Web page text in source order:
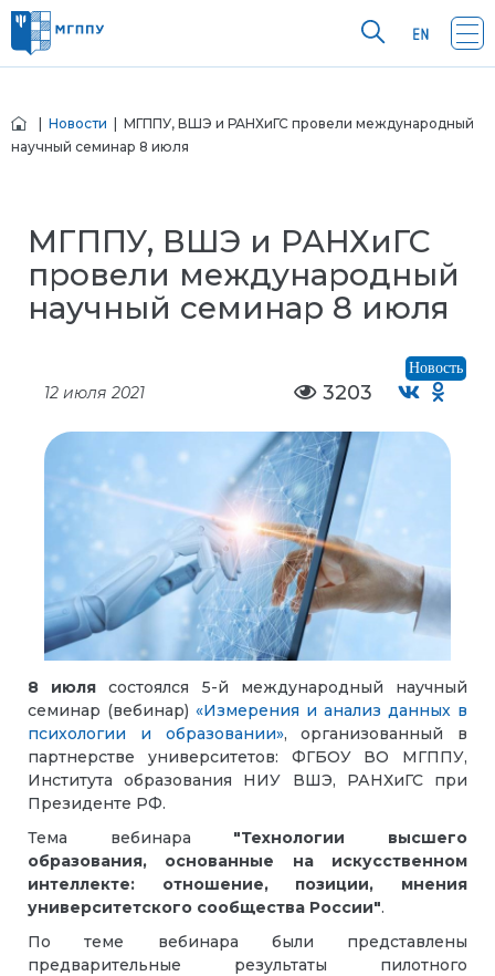
Новости | МГППУ, ВШЭ и РАНХиГС провели международный
научный семинар 8 июля
МГППУ, ВШЭ и РАНХиГС
провели международный
научный семинар 8 июля
Новость
12 июля 2021 3203
8 июля состоялся 5-й международный научный
семинар (вебинар) «Измерения и анализ данных в
психологии и образовании», организованный в
партнерстве университетов: ФГБОУ ВО МГППУ,
Института образования НИУ ВШЭ, РАНХиГС при
Президенте РФ.
Тема вебинара "Технологии высшего
образования, основанные на искусственном
интеллекте: отношение, позиции, мнения
университетского сообщества России".
По теме вебинара были представлены
предварительные результаты пилотного